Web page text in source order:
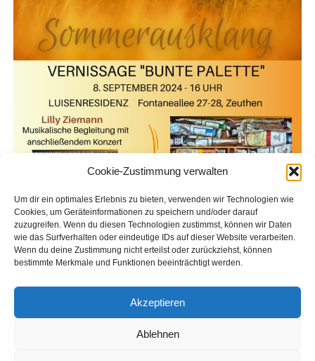
Cookie-Zustimmung verwalten
Um dir ein optimales Erlebnis zu bieten, verwenden wir Technologien wie
Cookies, um Geräteinformationen zu speichern und/oder darauf
zuzugreifen. Wenn du diesen Technologien zustimmst, können wir Daten
wie das Surfverhalten oder eindeutige IDs auf dieser Website verarbeiten.
Wenn du deine Zustimmung nicht erteilst oder zurückziehst, können
bestimmte Merkmale und Funktionen beeinträchtigt werden.
Akzeptieren
Ablehnen
KATEGORIEN: Rückblick Veranstaltungen und Projekte